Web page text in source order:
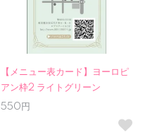
【メニュー表カード】ヨーロピ
アン枠2 ライトグリーン
550円